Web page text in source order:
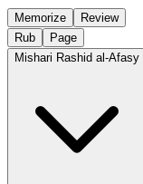
Memorize
Review
Rub
Page
Mishari Rashid al-Afasy